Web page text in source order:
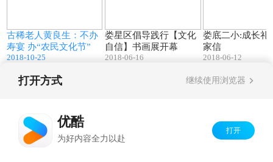
古稀老人黄良生：不办
寿宴 办“农民文化节”
2018-10-25
娄星区倡导践行【文化
自信】书画展开幕
2018-06-16
娄底二小:成长礼
家信
2018-06-12
打开方式 继续使用浏览器
优酷
为好内容全力以赴
打开